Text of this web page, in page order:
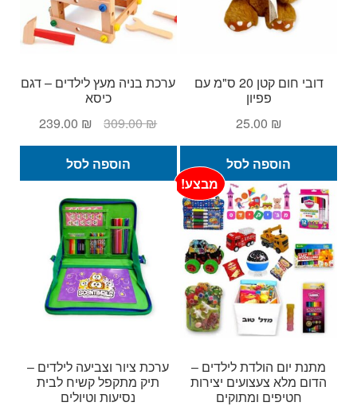
את
האפשרויות
דובי חום קטן 20 ס"מ עם
פפיון
25.00 ₪
הוספה לסל
ערכת בניה מעץ לילדים – דגם
כיסא
309.00₪
המחיר
המקורי
היה:
309.00 ₪.
239.00 ₪
המחיר
הנוכחי
239.00 ₪.
הוספה לסל
מתנת יום הולדת לילדים –
הדום מלא צעצועים יצירות
חטיפים ומתוקים
מבצע!
ערכת ציור וצביעה לילדים –
תיק מתקפל קשיח לבית
נסיעות וטיולים